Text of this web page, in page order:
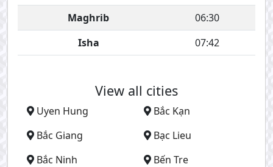
Maghrib
06:30
Isha
07:42
View all cities
Uyen Hung
Bắc Kạn
Bắc Giang
Bạc Lieu
Bắc Ninh
Bến Tre